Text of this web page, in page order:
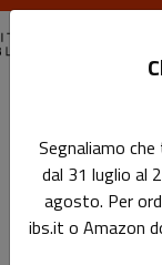
Pagina di
Segnaliamo
dal 31 luglio al
agosto. Per
ibs.it o Amazon